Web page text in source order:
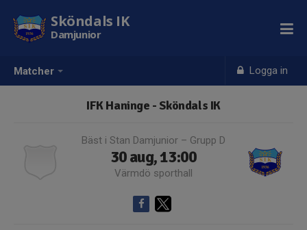
Matcher Logga in
Sköndals IK
Damjunior
IFK Haninge - Sköndals IK
Bäst i Stan Damjunior – Grupp D
30 aug, 13:00
Värmdö sporthall